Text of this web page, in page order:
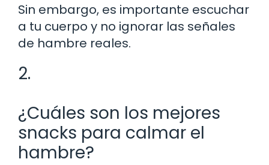
Sin embargo, es importante escuchar
a tu cuerpo y no ignorar las señales
de hambre reales.
2.
¿Cuáles son los mejores
snacks para calmar el
hambre?